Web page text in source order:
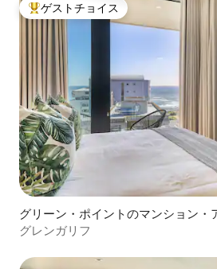
大好評のゲストチョイスです。
ゲストチョイス
グリーン・ポイントのマンション・
グレンガリフ